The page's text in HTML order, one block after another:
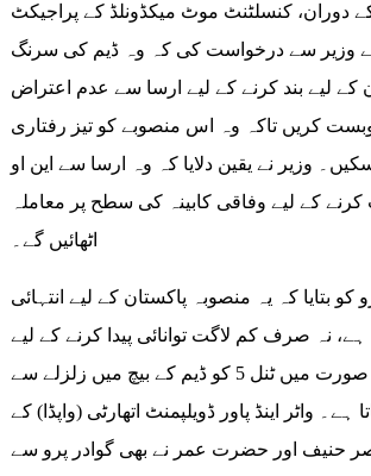
کے دوران، کنسلٹنٹ موٹ میکڈونلڈ کے پراجیکٹ
وزیر سے درخواست کی کہ وہ ڈیم کی سرنگ
کے لیے بند کرنے کے لیے ارسا سے عدم اعتراض
کریں تاکہ وہ اس منصوبے کو تیز رفتاری
وزیر نے یقین دلایا کہ وہ ارسا سے این او
کے لیے وفاقی کابینہ کی سطح پر معاملہ
اٹھائیں گے۔
کو بتایا کہ یہ منصوبہ پاکستان کے لیے انتہائی
نہ صرف کم لاگت توانائی پیدا کرنے کے لیے
بلکہ بڑے زلزلے کی صورت میں ٹنل 5 کو ڈیم کے بیچ میں زلزلے سے
واٹر اینڈ پاور ڈویلپمنٹ اتھارٹی (واپڈا) کے
حنیف اور حضرت عمر نے بھی گوادر پرو سے